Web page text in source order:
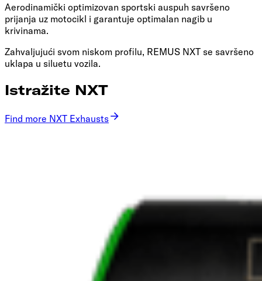
Aerodinamički optimizovan sportski auspuh savršeno
prijanja uz motocikl i garantuje optimalan nagib u
krivinama.
Zahvaljujući svom niskom profilu, REMUS NXT se savršeno
uklapa u siluetu vozila.
Istražite NXT
Find more NXT Exhausts